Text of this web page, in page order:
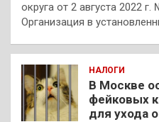
округа от 2 августа 2022
Организация в
НАЛОГИ
В Москве
фейковых
для ухода